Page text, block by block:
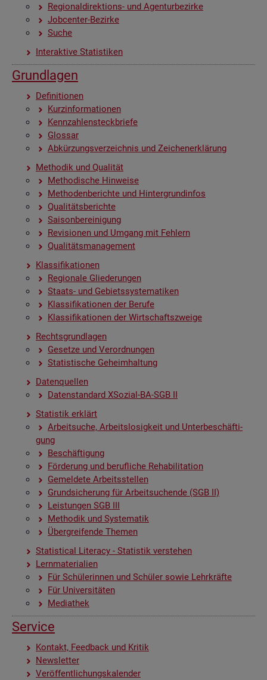
Re­gio­nal­di­rek­ti­ons- und Agen­tur­be­zir­ke
Job­cen­ter-Be­zir­ke
Suche
In­ter­ak­ti­ve Sta­tis­ti­ken
Grund­la­gen
De­fi­ni­tio­nen
Kurz­in­for­ma­tio­nen
Kenn­zah­len­steck­brie­fe
Glos­sar
Ab­kür­zungs­ver­zeich­nis und Zei­chen­er­klä­rung
Me­tho­dik und Qua­li­tät
Me­tho­di­sche Hin­wei­se
Me­tho­den­be­rich­te und Hin­ter­grund­in­fos
Qua­li­täts­be­rich­te
Sai­son­be­rei­ni­gung
Re­vi­sio­nen und Um­gang mit Feh­lern
Qua­li­täts­ma­nage­ment
Klas­si­fi­ka­tio­nen
Re­gio­na­le Glie­de­run­gen
Staats- und Ge­biets­sys­te­ma­ti­ken
Klas­si­fi­ka­tio­nen der Be­ru­fe
Klas­si­fi­ka­tio­nen der Wirt­schafts­zwei­ge
Rechts­grund­la­gen
Ge­set­ze und Ver­ord­nun­gen
Sta­tis­ti­sche Ge­heim­hal­tung
Da­ten­quel­len
Da­ten­stan­dard XSo­zi­al-BA-SGB II
Sta­tis­tik er­klärt
Ar­beit­su­che, Ar­beits­lo­sig­keit und Un­ter­be­schäf­ti­
gung
Be­schäf­ti­gung
För­de­rung und be­ruf­li­che Re­ha­bi­li­ta­ti­on
Ge­mel­de­te Ar­beits­stel­len
Grund­si­che­rung für Ar­beit­su­chen­de (SGB II)
Leis­tun­gen SGB III
Me­tho­dik und Sys­te­ma­tik
Über­grei­fen­de The­men
Sta­ti­s­ti­cal Li­te­r­acy - Sta­tis­tik ver­ste­hen
Lern­ma­te­ria­li­en
Für Schü­le­rin­nen und Schü­ler sowie Lehr­kräf­te
Für Uni­ver­si­tä­ten
Me­dia­thek
Ser­vice
Kon­takt, Feed­back und Kri­tik
News­let­ter
Ver­öf­fent­li­chungs­ka­len­der